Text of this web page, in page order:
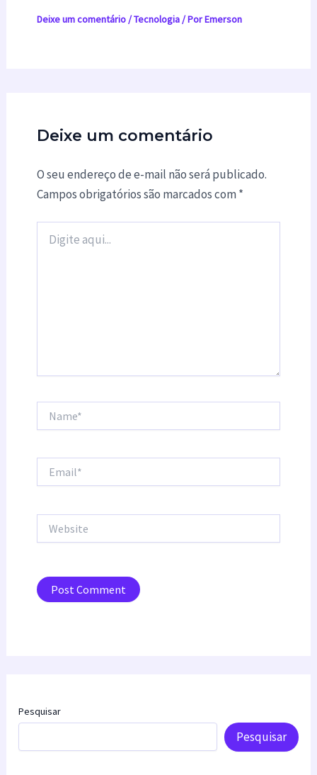
Deixe um comentário/Tecnologia/ PorEmerson
Deixe um comentário
O seu endereço de e-mail não será publicado.
Campos obrigatórios são marcados com*
aqui...
Pesquisar
Pesquisar